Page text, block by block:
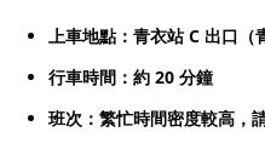
上車地點：青衣站 C 出口（
行車時間：約 20 分鐘
班次：繁忙時間密度較高，